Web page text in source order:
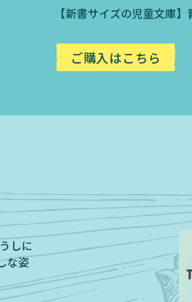
【新書サイズの児童文庫】
ご購入はこちら
しに
な姿